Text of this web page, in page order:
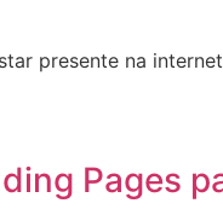
presente na
Pages